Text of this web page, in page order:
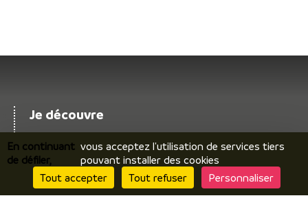
Je découvre
Le territoire
Incontournables / temps forts
Ils vous racontent / expériences
Je prépare
En continuant
de défiler,
vous acceptez l'utilisation de services tiers
pouvant installer des cookies
Tout accepter
Tout refuser Personnaliser